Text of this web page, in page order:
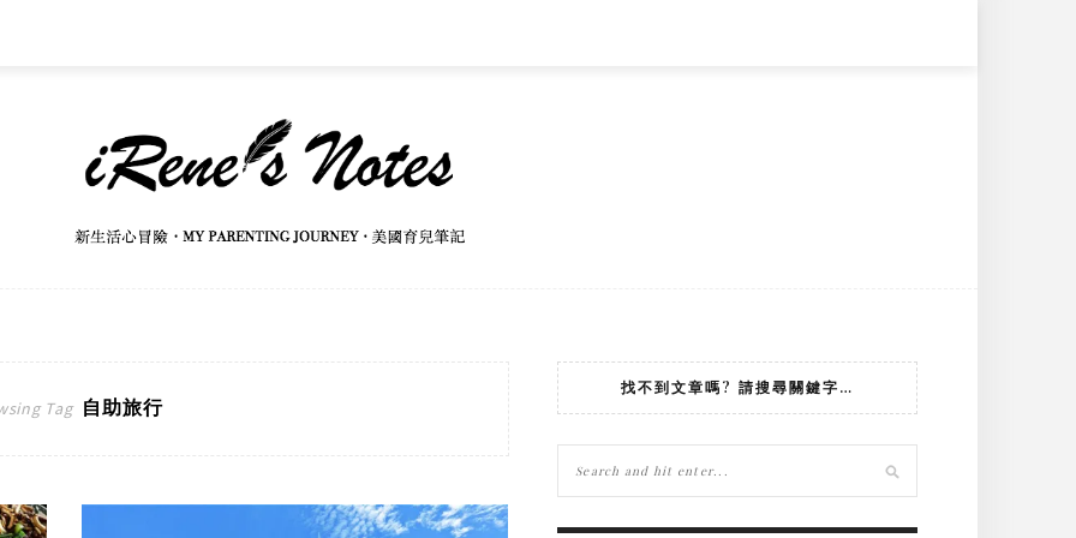
Tag 自助旅行
找不到文章嗎? 請搜尋關鍵字…